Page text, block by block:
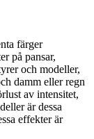
färger
på pansar,
och modeller,
damm eller regn
av intensitet,
är dessa
effekter är